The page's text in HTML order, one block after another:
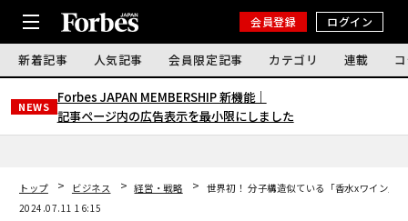
会員登録 ログイン
新着記事 人気記事 会員限定記事 カテゴリ 連載
NEWS
Forbes JAPAN MEMBERSHIP 新機能｜
記事ページ内の広告表示を最小限にしました
トップ ビジネス 経営・戦略
世界初！ 分子構造似ている「香水xワイン」
2024.07.11 16:15